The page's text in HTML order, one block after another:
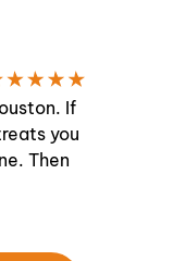
If
you
Then